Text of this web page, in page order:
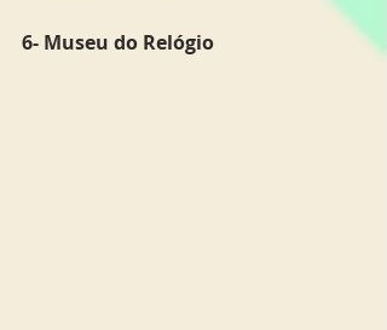
6- Museu do Relógio